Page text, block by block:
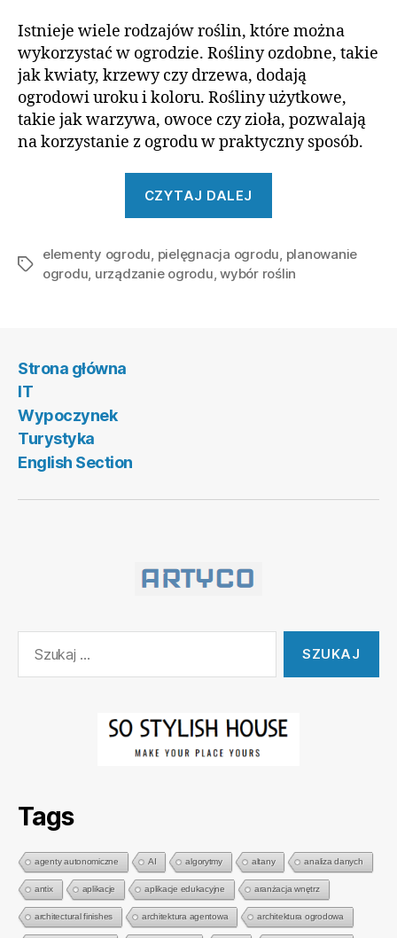
Istnieje wiele rodzajów roślin, które można
wykorzystać w ogrodzie. Rośliny ozdobne, takie
jak kwiaty, krzewy czy drzewa, dodają
ogrodowi uroku i koloru. Rośliny użytkowe,
takie jak warzywa, owoce czy zioła, pozwalają
na korzystanie z ogrodu w praktyczny sposób.
CZYTAJ DALEJ
Wskazówki”
Tagi
elementy ogrodu, pielęgnacja ogrodu, planowanie
ogrodu, urządzanie ogrodu,wybór roślin
Strona główna
IT
Wypoczynek
Turystyka
English Section
Tags
agenty autonomiczne AI algorytmy altany analiza danych
antix aplikacje aplikacje edukacyjne aranżacja wnętrz
architectural finishes architektura agentowa architektura ogrodowa